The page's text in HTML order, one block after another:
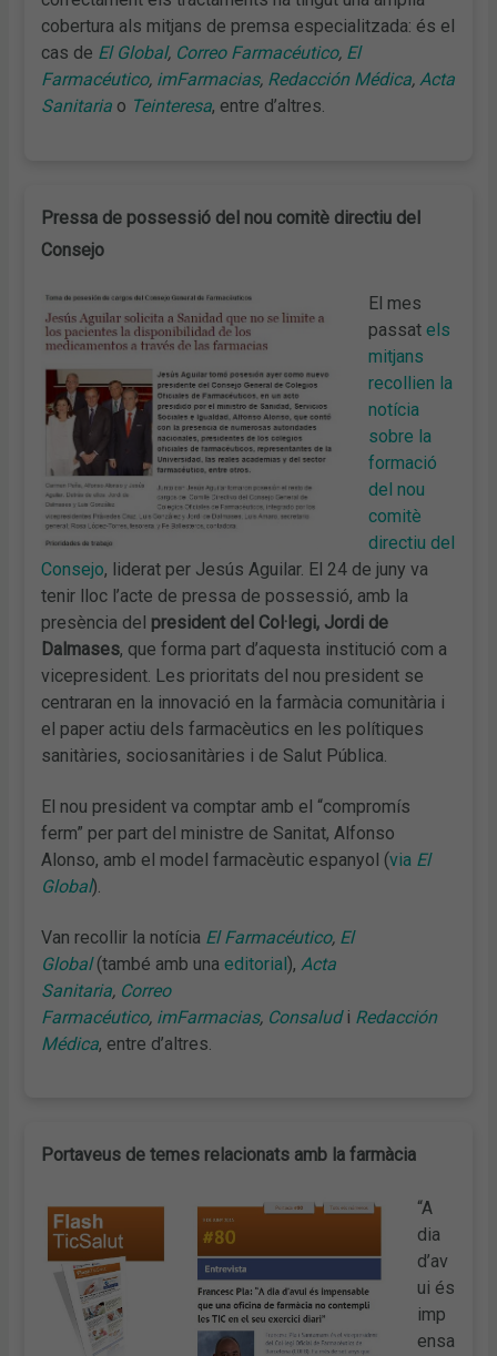
cobertura als mitjans de premsa especialitzada: és el
cas de El Global, Correo Farmacéutico, El
Farmacéutico, imFarmacias, Redacción Médica,Acta
Sanitaria o Teinteresa, entre d’altres.
Pressa de possessió del nou comitè directiu del
Consejo
El mes
passatels
mitjans
recollien la
notícia
sobre la
formació
del nou
comitè
directiu del
Consejo, liderat per Jesús Aguilar. El 24 de juny va
tenir lloc l’acte de pressa de possessió, amb la
presència del president del Col·legi, Jordi de
Dalmases, que forma part d’aquesta institució com a
vicepresident. Les prioritats del nou president se
centraran en la innovació en la farmàcia comunitària i
el paper actiu dels farmacèutics en les polítiques
sanitàries, sociosanitàries i de Salut Pública.
El nou president va comptar amb el “compromís
ferm” per part del ministre de Sanitat, Alfonso
Alonso, amb el model farmacèutic espanyol (via El
Global).
Van recollir la notícia El Farmacéutico, El
Global(també amb unaeditorial), Acta
Sanitaria, Correo
Farmacéutico, imFarmacias, Consaludi Redacción
Médica, entre d’altres.
Portaveus de temes relacionats amb la farmàcia
“A
dia
d’av
ui és
imp
ensa